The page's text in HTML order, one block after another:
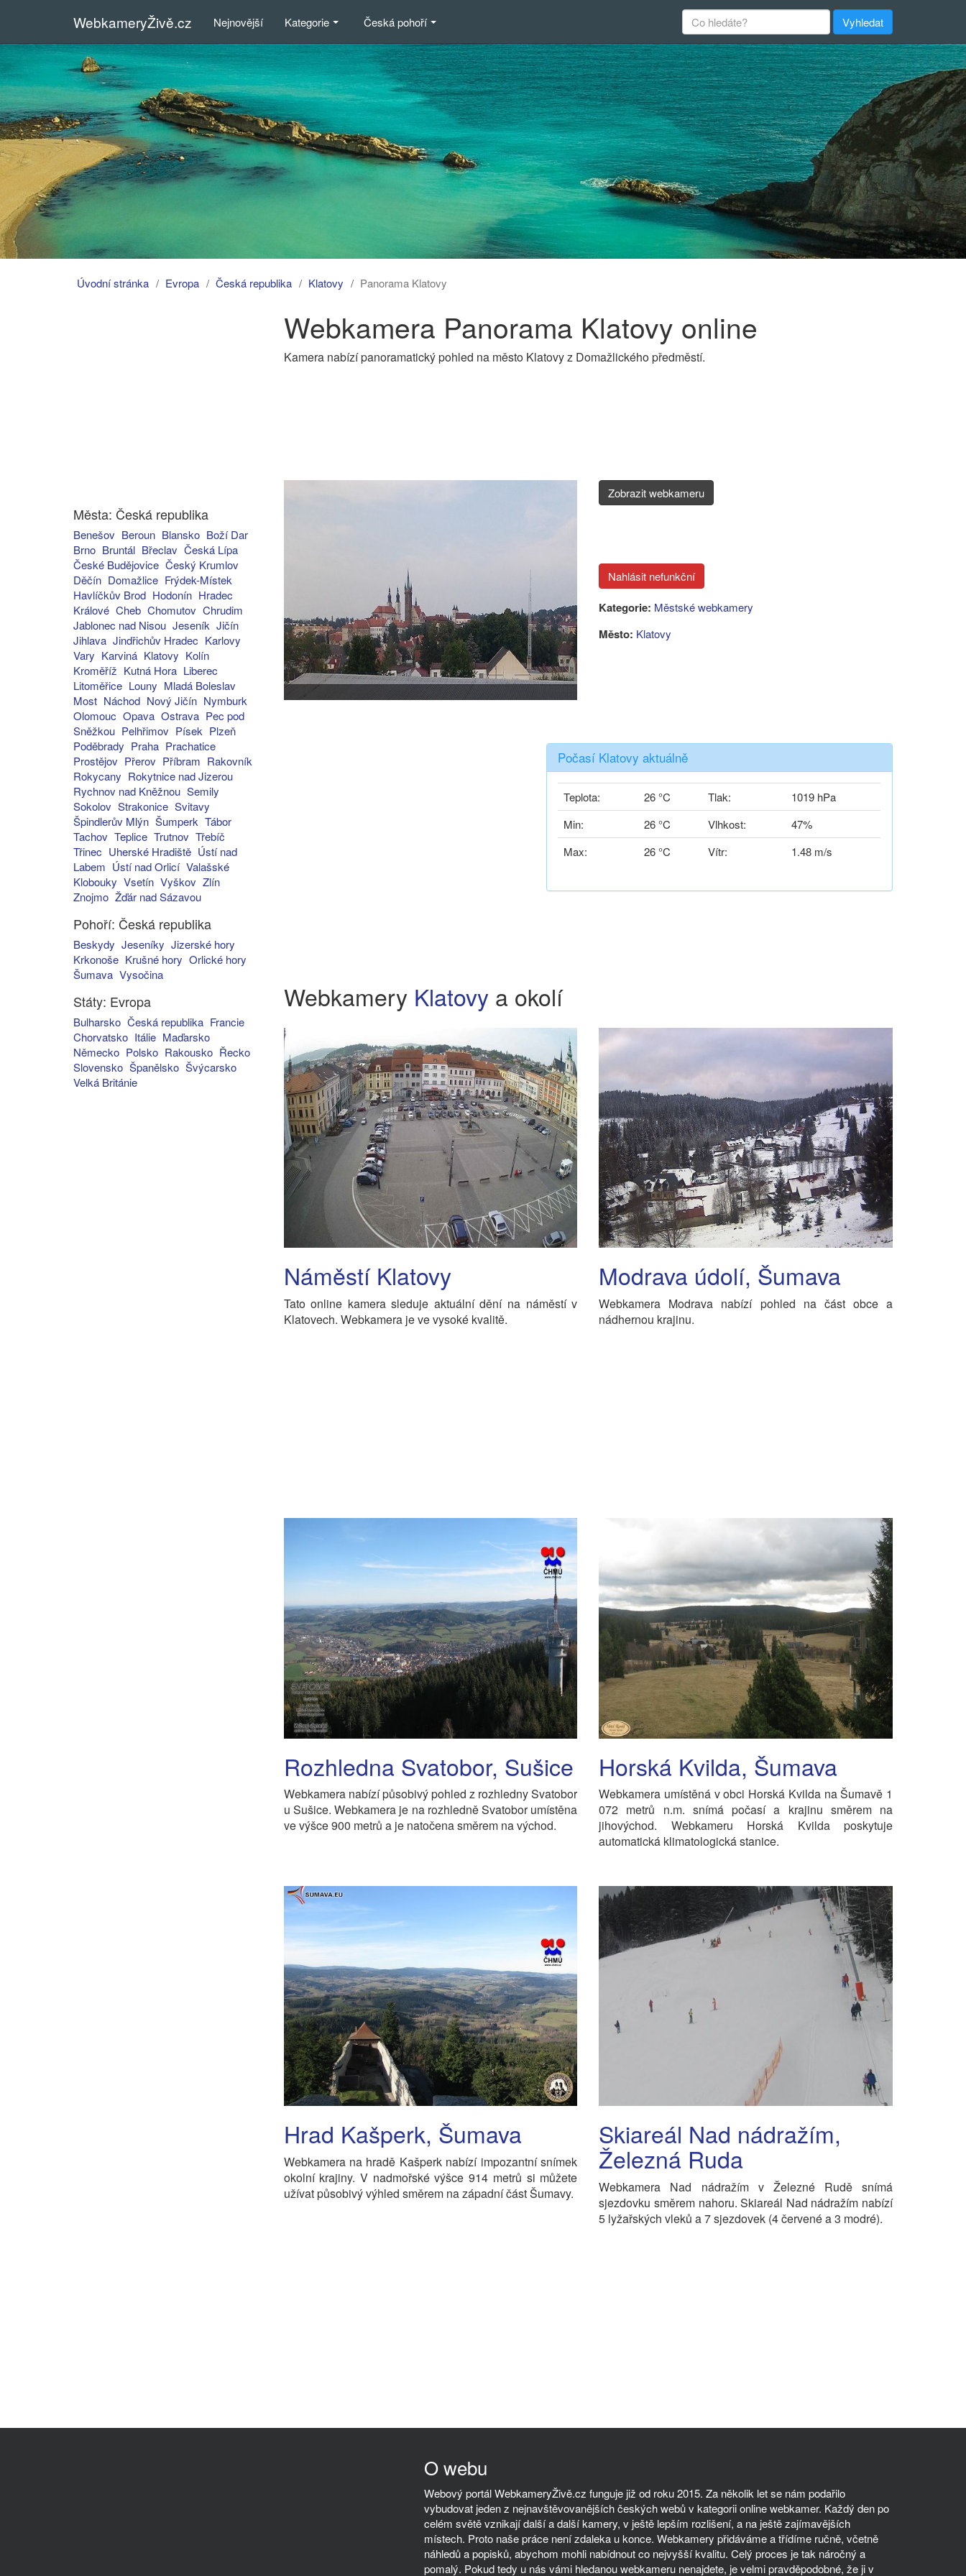
WebkameryŽivě.cz Nejnovější Kategorie Česká pohoří
Úvodní stránka Evropa Česká republika Klatovy Panorama Klatovy
Města: Česká republika
Benešov Beroun Blansko Boží Dar
Brno Bruntál Břeclav Česká Lípa
České Budějovice Český Krumlov
Děčín Domažlice Frýdek-Místek
Havlíčkův Brod Hodonín Hradec
Králové Cheb Chomutov Chrudim
Jablonec nad Nisou Jeseník Jičín
Jihlava Jindřichův Hradec Karlovy
Vary Karviná Klatovy Kolín
Kroměříž Kutná Hora Liberec
Litoměřice Louny Mladá Boleslav
Most Náchod Nový Jičín Nymburk
Olomouc Opava Ostrava Pec pod
Sněžkou Pelhřimov Písek Plzeň
Poděbrady Praha Prachatice
Prostějov Přerov Příbram Rakovník
Rokycany Rokytnice nad Jizerou
Rychnov nad Kněžnou Semily
Sokolov Strakonice Svitavy
Špindlerův Mlýn Šumperk Tábor
Tachov Teplice Trutnov Třebíč
Třinec Uherské Hradiště Ústí nad
Labem Ústí nad Orlicí Valašské
Klobouky Vsetín Vyškov Zlín
Znojmo Žďár nad Sázavou
Pohoří: Česká republika
Beskydy Jeseníky Jizerské hory
Krkonoše Krušné hory Orlické hory
Šumava Vysočina
Státy: Evropa
Bulharsko Česká republika Francie
Chorvatsko Itálie Maďarsko
Německo Polsko Rakousko Řecko
Slovensko Španělsko Švýcarsko
Velká Británie
Webkamera Panorama Klatovy online
Kamera nabízí panoramatický pohled na město Klatovy z Domažlického předměstí.
Zobrazit webkameru
Kategorie: Městské webkamery
Město: Klatovy
Počasí Klatovy aktuálně
Teplota: 26 °C Tlak:
1019 hPa
Min:
26 °C Vlhkost:
47%
Max:
26 °C Vítr: 1.48 m/s
Webkamery Klatovy a okolí
Náměstí Klatovy
Tato online kamera sleduje aktuální dění na náměstí v
Klatovech. Webkamera je ve vysoké kvalitě.
Modrava údolí, Šumava
Webkamera Modrava nabízí pohled na část obce a
nádhernou krajinu.
Rozhledna Svatobor, Sušice
Webkamera nabízí působivý pohled z rozhledny Svatobor
u Sušice. Webkamera je na rozhledně Svatobor umístěna
ve výšce 900 metrů a je natočena směrem na východ.
Horská Kvilda, Šumava
Webkamera umístěná v obci Horská Kvilda na Šumavě 1
072 metrů n.m. snímá počasí a krajinu směrem na
jihovýchod. Webkameru Horská Kvilda poskytuje
automatická klimatologická stanice.
Hrad Kašperk, Šumava
Webkamera na hradě Kašperk nabízí impozantní snímek
okolní krajiny. V nadmořské výšce 914 metrů si můžete
užívat působivý výhled směrem na západní část Šumavy.
Skiareál Nad nádražím,
Železná Ruda
Webkamera Nad nádražím v Železné Rudě snímá
sjezdovku směrem nahoru. Skiareál Nad nádražím nabízí
5 lyžařských vleků a 7 sjezdovek (4 červené a 3 modré).
O webu
Webový portál WebkameryŽivě.cz funguje již od roku 2015. Za několik let se nám podařilo
vybudovat jeden z nejnavštěvovanějších českých webů v kategorii online webkamer. Každý den po
celém světě vznikají další a další kamery, v ještě lepším rozlišení, a na ještě zajímavějších
místech. Proto naše práce není zdaleka u konce. Webkamery přidáváme a třídíme ručně, včetně
náhledů a popisků, abychom mohli nabídnout co nejvyšší kvalitu. Celý proces je tak náročný a
pomalý. Pokud tedy u nás vámi hledanou webkameru nenajdete, je velmi pravděpodobné, že ji v